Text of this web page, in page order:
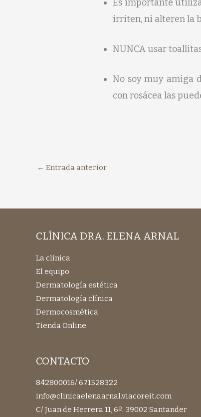
Es importante
irriten, ni alteren la
NUNCA usar
No soy muy amiga
con rosácea las
← Entrada anterior
CLÍNICA DRA. ELENA ARNAL
La clínica
El equipo
Dermatología estética
Dermatología clínica
Dermocosmética
Tienda Online
CONTACTO
842800016/671528322
info@clinicaelenaarnal.viacoreit.com
C/ Juan de Herrera 11, 6º. 39002 Santander